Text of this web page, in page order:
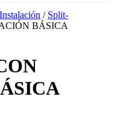
/ Split-
BÁSICA